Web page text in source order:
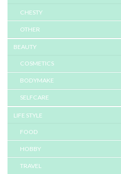
CHESTY
OTHER
BEAUTY
COSMETICS
BODYMAKE
SELFCARE
LIFE STYLE
FOOD
HOBBY
TRAVEL